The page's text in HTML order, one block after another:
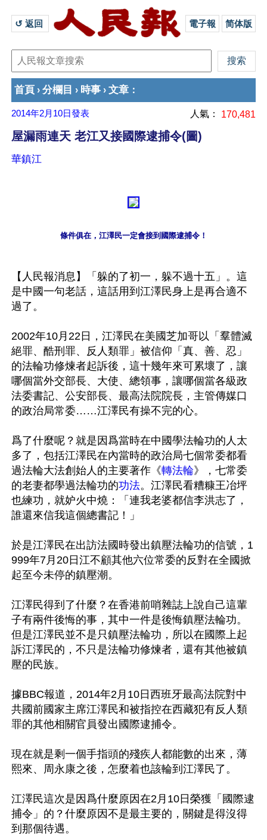
↺ 返回 電子報 简体版
首頁 › 分欄目 › 時事 › 文章 ：
2014年2月10日發表 人氣： 170,481
屋漏雨連天 老江又接國際逮捕令(圖)
華鎮江
條件俱在，江澤民一定會接到國際逮捕令！
【人民報消息】「躲的了初一，躲不過十五」。這
是中國一句老話，這話用到江澤民身上是再合適不
過了。
2002年10月22日，江澤民在美國芝加哥以「羣體滅
絕罪、酷刑罪、反人類罪」被信仰「真、善、忍」
的法輪功修煉者起訴後，這十幾年來可累壞了，讓
哪個當外交部長、大使、總領事，讓哪個當各級政
法委書記、公安部長、最高法院院長，主管傳媒口
的政治局常委……江澤民有操不完的心。
爲了什麼呢？就是因爲當時在中國學法輪功的人太
多了，包括江澤民在內當時的政治局七個常委都看
過法輪大法創始人的主要著作《轉法輪》，七常委
的老妻都學過法輪功的功法。江澤民看糟糠王冶坪
也練功，就妒火中燒：「連我老婆都信李洪志了，
誰還來信我這個總書記！」
於是江澤民在出訪法國時發出鎮壓法輪功的信號，1
999年7月20日江不顧其他六位常委的反對在全國掀
起至今未停的鎮壓潮。
江澤民得到了什麼？在香港前哨雜誌上說自己這輩
子有兩件後悔的事，其中一件是後悔鎮壓法輪功。
但是江澤民並不是只鎮壓法輪功，所以在國際上起
訴江澤民的，不只是法輪功修煉者，還有其他被鎮
壓的民族。
據BBC報道，2014年2月10日西班牙最高法院對中
共國前國家主席江澤民和被指控在西藏犯有反人類
罪的其他相關官員發出國際逮捕令。
現在就是剩一個手指頭的殘疾人都能數的出來，薄
熙來、周永康之後，怎麼着也該輪到江澤民了。
江澤民這次是因爲什麼原因在2月10日榮獲「國際逮
捕令」的？什麼原因不是最主要的，關鍵是得沒得
到那個待遇。